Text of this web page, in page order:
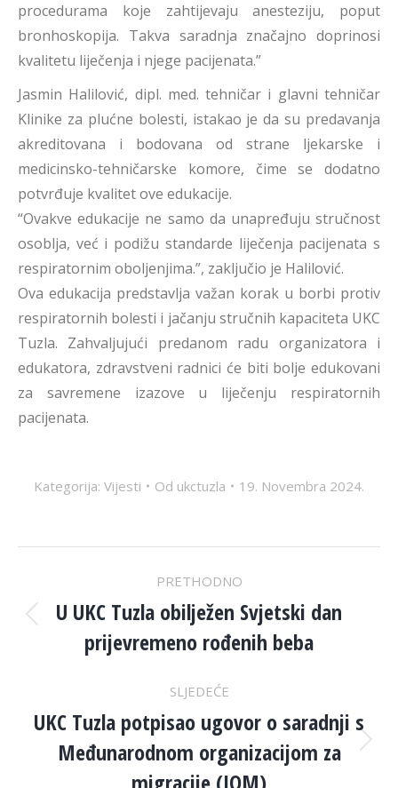
procedurama koje zahtijevaju anesteziju, poput
bronhoskopija. Takva saradnja značajno doprinosi
kvalitetu liječenja i njege pacijenata.”
Jasmin Halilović, dipl. med. tehničar i glavni tehničar
Klinike za plućne bolesti, istakao je da su predavanja
akreditovana i bodovana od strane ljekarske i
medicinsko-tehničarske komore, čime se dodatno
potvrđuje kvalitet ove edukacije.
“Ovakve edukacije ne samo da unapređuju stručnost
osoblja, već i podižu standarde liječenja pacijenata s
respiratornim oboljenjima.”, zaključio je Halilović.
Ova edukacija predstavlja važan korak u borbi protiv
respiratornih bolesti i jačanju stručnih kapaciteta UKC
Tuzla. Zahvaljujući predanom radu organizatora i
edukatora, zdravstveni radnici će biti bolje edukovani
za savremene izazove u liječenju respiratornih
pacijenata.
Kategorija: Vijesti Od ukctuzla 19. Novembra 2024.
NAVIGATION
PRETHODNO
Previous
post:
U UKC Tuzla obilježen Svjetski dan
prijevremeno rođenih beba
SLJEDEĆE
Next
post:
UKC Tuzla potpisao ugovor o saradnji s
Međunarodnom organizacijom za